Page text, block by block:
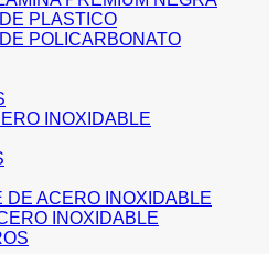
PLASTICO
POLICARBONATO
INOXIDABLE
DE ACERO INOXIDABLE
INOXIDABLE